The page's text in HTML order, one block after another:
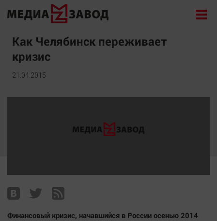
Новости
Экономика
Происшествия
Поиск
Как Челябинск переживает
кризис
21.04.2015
Финансовый кризис, начавшийся в России осенью 2014